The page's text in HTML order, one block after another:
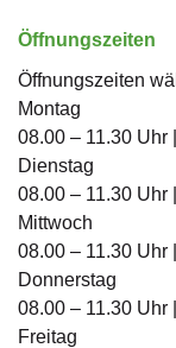
Öffnungszeiten
Öffnungszeiten
Montag
08.00 – 11.30 Uhr
Dienstag
08.00 – 11.30 Uhr
Mittwoch
08.00 – 11.30 Uhr
Donnerstag
08.00 – 11.30 Uhr
Freitag